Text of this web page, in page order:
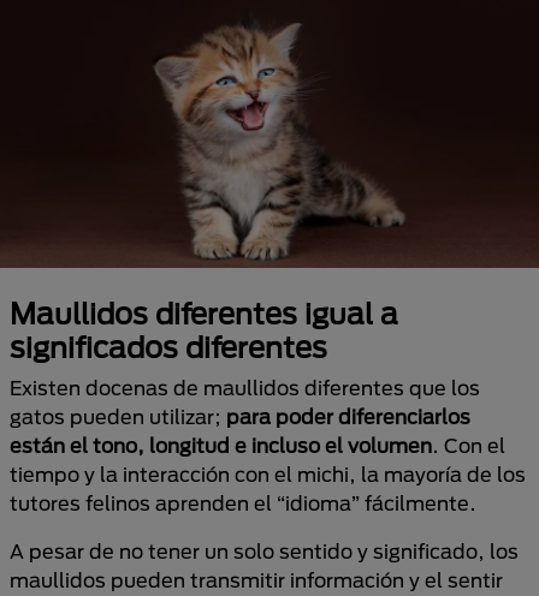
Maullidos diferentes igual a
significados diferentes
Existen docenas de maullidos diferentes que los
gatos pueden utilizar; para poder diferenciarlos
están el tono, longitud e incluso el volumen. Con el
tiempo y la interacción con el michi, la mayoría de los
tutores felinos aprenden el “idioma” fácilmente.
A pesar de no tener un solo sentido y significado, los
maullidos pueden transmitir información y el sentir